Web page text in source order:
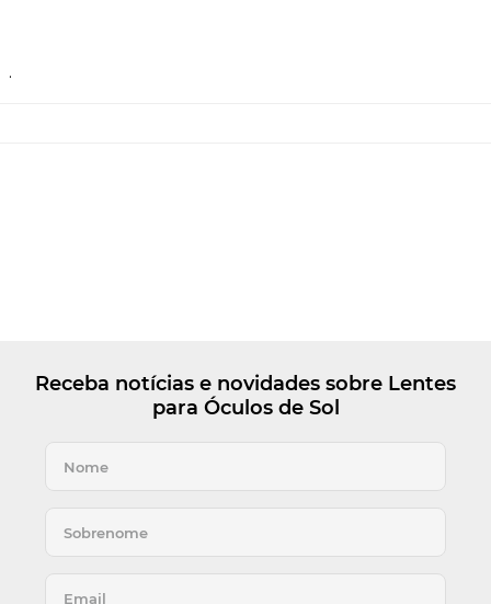
.
Receba notícias e novidades sobre Lentes
para Óculos de Sol